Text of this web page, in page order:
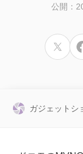
公開：
ガジェットシ